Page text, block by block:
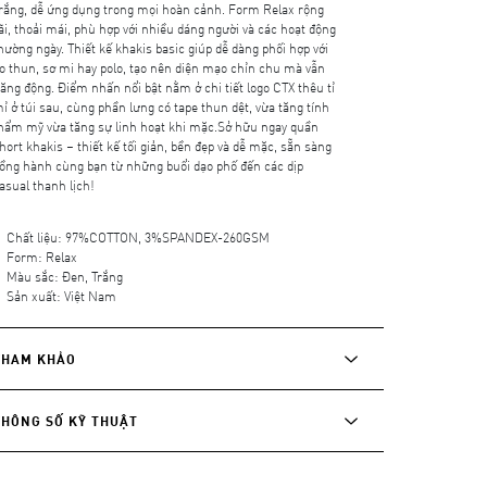
dễ ứng dụng trong mọi hoàn cảnh. Form Relax rộng
thoải mái, phù hợp với nhiều dáng người và các hoạt động
ngày. Thiết kế khakis basic giúp dễ dàng phối hợp với
thun, sơ mi hay polo, tạo nên diện mạo chỉn chu mà vẫn
động. Điểm nhấn nổi bật nằm ở chi tiết logo CTX thêu tỉ
ở túi sau, cùng phần lưng có tape thun dệt, vừa tăng tính
mỹ vừa tăng sự linh hoạt khi mặc.Sở hữu ngay quần
khakis – thiết kế tối giản, bền đẹp và dễ mặc, sẵn sàng
hành cùng bạn từ những buổi dạo phố đến các dịp
thanh lịch!
Chất liệu: 97%COTTON, 3%SPANDEX-260GSM
Form: Relax
Màu sắc: Đen, Trắng
Sản xuất: Việt Nam
KHẢO
SỐ KỸ THUẬT